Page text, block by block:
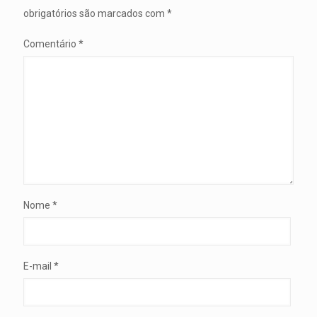
obrigatórios são marcados com *
Comentário *
Nome *
E-mail *